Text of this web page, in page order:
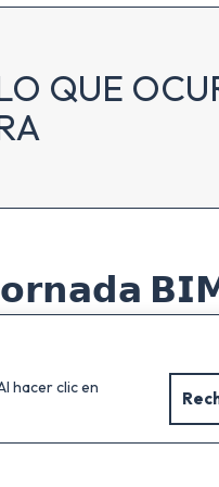
hacer clic en
QUE
𝗽𝗼𝗿